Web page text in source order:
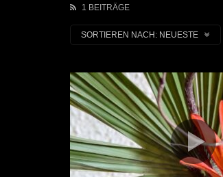
1 BEITRÄGE
SORTIEREN NACH: NEUESTE